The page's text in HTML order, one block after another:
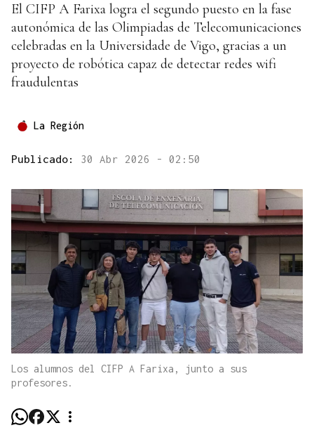
El CIFP A Farixa logra el segundo puesto en la fase
autonómica de las Olimpiadas de Telecomunicaciones
celebradas en la Universidade de Vigo, gracias a un
proyecto de robótica capaz de detectar redes wifi
fraudulentas
La Región
Publicado: 30 Abr 2026 - 02:50
Los alumnos del CIFP A Farixa, junto a sus
profesores.